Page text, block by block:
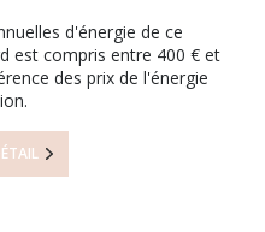
d'énergie de ce
est compris entre 400 € et
des prix de l'énergie